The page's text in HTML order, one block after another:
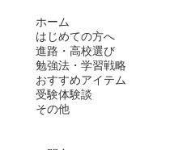
ホーム
はじめての方へ
進路・高校選び
勉強法・学習戦略
おすすめアイテム
受験体験談
その他